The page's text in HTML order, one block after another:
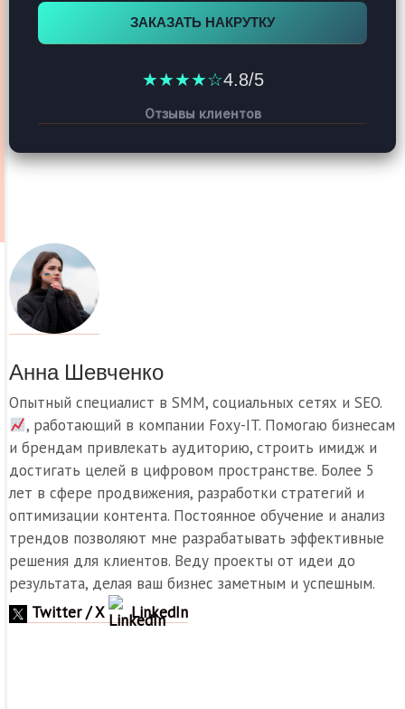
ЗАКАЗАТЬ НАКРУТКУ
★★★★☆4.8/5
Отзывы клиентов
Анна Шевченко
Опытный специалист в SMM, социальных сетях и SEO.
, работающий в компании Foxy-IT. Помогаю бизнесам
и брендам привлекать аудиторию, строить имидж и
достигать целей в цифровом пространстве. Более 5
лет в сфере продвижения, разработки стратегий и
оптимизации контента. Постоянное обучение и анализ
трендов позволяют мне разрабатывать эффективные
решения для клиентов. Веду проекты от идеи до
результата, делая ваш бизнес заметным и успешным.
Twitter / X
LinkedIn